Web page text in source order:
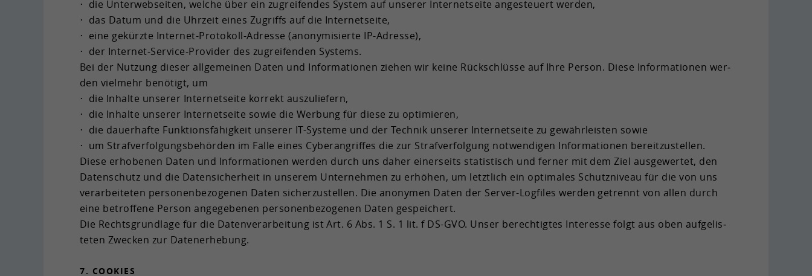
die Un­ter­web­sei­ten, wel­che über ein zu­grei­fen­des Sys­tem auf un­se­rer In­ter­net­sei­te an­ge­steu­ert wer­den,
das Datum und die Uhr­zeit eines Zu­griffs auf die In­ter­net­sei­te,
eine ge­kürz­te Internet-​Protokoll-Adresse (an­ony­mi­sier­te IP-​Adresse),
der Internet-​Service-Provider des zu­grei­fen­den Sys­tems.
Bei der Nut­zung die­ser all­ge­mei­nen Daten und In­for­ma­tio­nen zie­hen wir keine Rück­schlüs­se auf Ihre Per­son. Diese In­for­ma­tio­nen wer­
den viel­mehr be­nö­tigt, um
die In­hal­te un­se­rer In­ter­net­sei­te kor­rekt aus­zu­lie­fern,
die In­hal­te un­se­rer In­ter­net­sei­te sowie die Wer­bung für diese zu op­ti­mie­ren,
die dau­er­haf­te Funk­ti­ons­fä­hig­keit un­se­rer IT-​Systeme und der Tech­nik un­se­rer In­ter­net­sei­te zu ge­währ­leis­ten sowie
um Straf­ver­fol­gungs­be­hör­den im Falle eines Cy­ber­an­grif­fes die zur Straf­ver­fol­gung not­wen­di­gen In­for­ma­tio­nen be­reit­zu­stel­len.
Diese er­ho­be­nen Daten und In­for­ma­tio­nen wer­den durch uns daher ei­ner­seits sta­tis­tisch und fer­ner mit dem Ziel aus­ge­wer­tet, den
Da­ten­schutz und die Da­ten­si­cher­heit in un­se­rem Un­ter­neh­men zu er­hö­hen, um letzt­lich ein op­ti­ma­les Schutz­ni­veau für die von uns
ver­ar­bei­te­ten per­so­nen­be­zo­ge­nen Daten si­cher­zu­stel­len. Die an­ony­men Daten der Server-​Logfiles wer­den ge­trennt von allen durch
eine be­trof­fe­ne Per­son an­ge­ge­be­nen per­so­nen­be­zo­ge­nen Daten ge­spei­chert.
Die Rechts­grund­la­ge für die Da­ten­ver­ar­bei­tung ist Art. 6 Abs. 1 S. 1 lit. f DS-​GVO. Unser be­rech­tig­tes In­ter­es­se folgt aus oben auf­ge­lis­
te­ten Zwe­cken zur Da­ten­er­he­bung.
7. COO­KIES